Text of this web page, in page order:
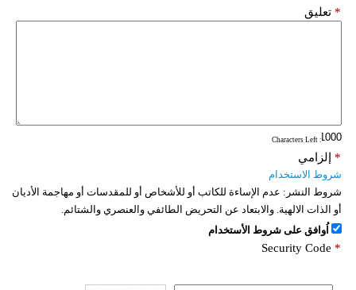
تعليق *
: Characters Left
إلزامي *
شروط الاستخدام
شروط النشر: عدم الإساءة للكاتب أو للأشخاص أو للمقدسات أو مهاجمة الأديان
أو الذات الالهية. والابتعاد عن التحريض الطائفي والعنصري والشتائم.
اُوافق على شروط الأستخدام
Security Code *